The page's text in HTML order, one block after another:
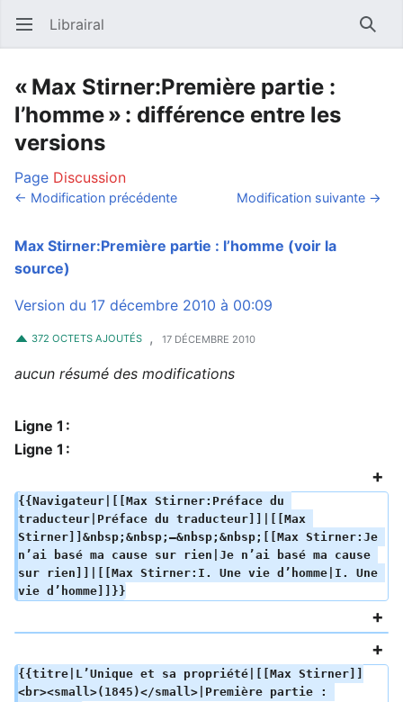
Ouvrir le menu principal Librairal
« Max Stirner:Première partie :
l’homme » : différence entre les
versions
Page Discussion
← Modification précédente Modification suivante →
Max Stirner:Première partie : l’homme (voir la
source)
Version du 17 décembre 2010 à 00:09
372 OCTETS AJOUTÉS , 17 DÉCEMBRE 2010
aucun résumé des modifications
Ligne 1 :
Ligne 1 :
{{Navigateur|[[Max Stirner:Préface du
traducteur|Préface du traducteur]]|[[Max
Stirner]]&nbsp;&nbsp;—&nbsp;&nbsp;[[Max Stirner:Je
n’ai basé ma cause sur rien|Je n’ai basé ma cause
sur rien]]|[[Max Stirner:I. Une vie d’homme|I. Une
vie d’homme]]}}
{{titre|L’Unique et sa propriété|[[Max Stirner]]
<br><small>(1845)</small>|Première partie :